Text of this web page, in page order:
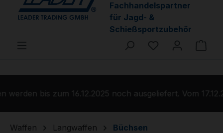
Fachhandelspartner
für Jagd- &
Schießsportzubehör
Du hast 0
werden bis zum 16.12.2025 noch ausgeliefert. Vom
Waffen Langwaffen Büchsen